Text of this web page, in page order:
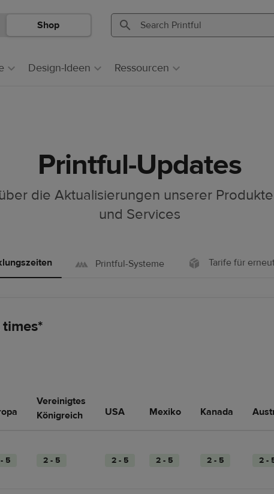
Shop
Design-Ideen Ressourcen
Printful-Updates
die Aktualisierungen unserer
und Services
Printful-Systeme Tarife für
Vereinigtes
Königreich
USA Mexiko Kanada
5 2 - 5 2 - 5 2 - 5 2 - 5 2 -